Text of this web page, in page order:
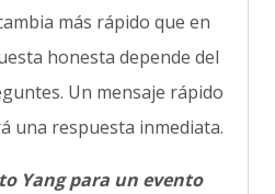
más rápido que en
honesta depende del
Un mensaje rápido
una respuesta inmediata.
Yang para un evento